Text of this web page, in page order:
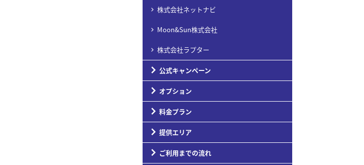
株式会社ネットナビ
Moon&Sun株式会社
株式会社ラプター
公式キャンペーン
オプション
料金プラン
提供エリア
ご利用までの流れ